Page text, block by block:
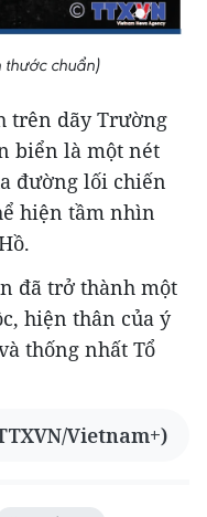
thước chuẩn)
trên dãy Trường
biển là một nét
đường lối chiến
hiện tầm nhìn
đã trở thành một
hiện thân của ý
thống nhất Tổ
Vietnam+)